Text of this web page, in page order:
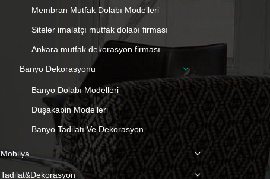
Membran Mutfak Dolabı Modelleri
Siteler imalatçı mutfak dolabı firması
Ankara mutfak dekorasyon firması
Banyo Dekorasyonu
Banyo Dolabı Modelleri
Duşakabin Modelleri
Banyo Tadilatı Ve Dekorasyon
Mobilya
Tadilat&Dekorasyon